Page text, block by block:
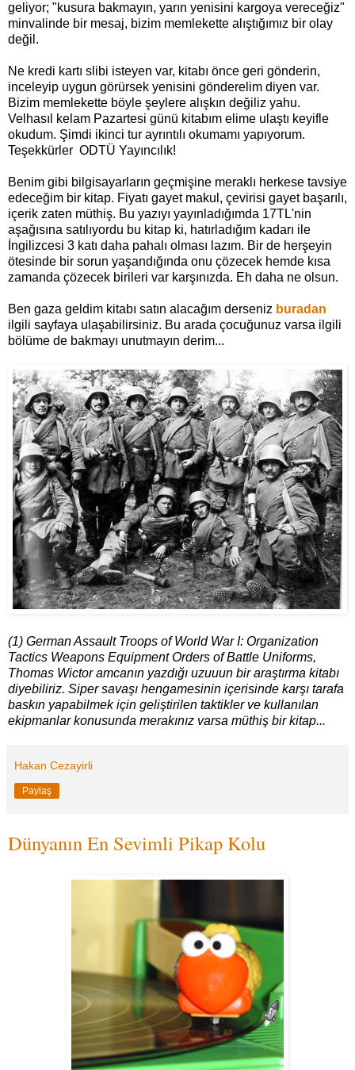
geliyor; "kusura bakmayın, yarın yenisini kargoya vereceğiz"
minvalinde bir mesaj, bizim memlekette alıştığımız bir olay
değil.
Ne kredi kartı slibi isteyen var, kitabı önce geri gönderin,
inceleyip uygun görürsek yenisini gönderelim diyen var.
Bizim memlekette böyle şeylere alışkın değiliz yahu.
Velhasıl kelam Pazartesi günü kitabım elime ulaştı keyifle
okudum. Şimdi ikinci tur ayrıntılı okumamı yapıyorum.
Teşekkürler ODTÜ Yayıncılık!
Benim gibi bilgisayarların geçmişine meraklı herkese tavsiye
edeceğim bir kitap. Fiyatı gayet makul, çevirisi gayet başarılı,
içerik zaten müthiş. Bu yazıyı yayınladığımda 17TL'nin
aşağısına satılıyordu bu kitap ki, hatırladığım kadarı ile
İngilizcesi 3 katı daha pahalı olması lazım. Bir de herşeyin
ötesinde bir sorun yaşandığında onu çözecek hemde kısa
zamanda çözecek birileri var karşınızda. Eh daha ne olsun.
Ben gaza geldim kitabı satın alacağım derseniz buradan
ilgili sayfaya ulaşabilirsiniz. Bu arada çocuğunuz varsa ilgili
bölüme de bakmayı unutmayın derim...
(1) German Assault Troops of World War I: Organization
Tactics Weapons Equipment Orders of Battle Uniforms,
Thomas Wictor amcanın yazdığı uzuuun bir araştırma kitabı
diyebiliriz. Siper savaşı hengamesinin içerisinde karşı tarafa
baskın yapabilmek için geliştirilen taktikler ve kullanılan
ekipmanlar konusunda merakınız varsa müthiş bir kitap...
Hakan Cezayirli
Paylaş
Dünyanın En Sevimli Pikap Kolu